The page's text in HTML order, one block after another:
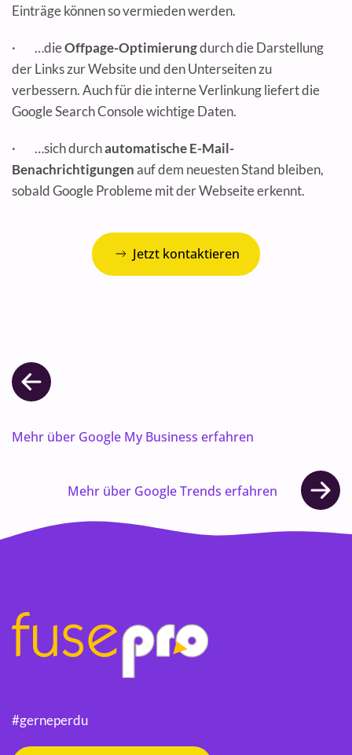
Einträge können so vermieden werden.
· …dieOffpage-Optimierungdurch die Darstellung
der Links zur Website und den Unterseiten zu
verbessern. Auch für die interne Verlinkung liefert die
Google Search Console wichtige Daten.
· …sich durchautomatische E-Mail-
Benachrichtigungenauf dem neuesten Stand bleiben,
sobaldGoogle Probleme mit der Webseite erkennt.
Jetzt kontaktieren
Mehr über Google My Business erfahren
Mehr über Google Trends erfahren
#gerneperdu